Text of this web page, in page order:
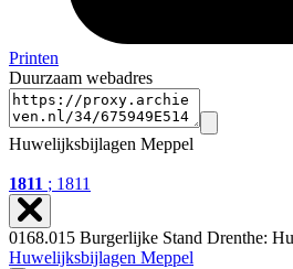
Printen
Duurzaam webadres
Huwelijksbijlagen Meppel
1811 ; 1811
0168.015 Burgerlijke Stand Drenthe:
Huwelijksbijlagen Meppel